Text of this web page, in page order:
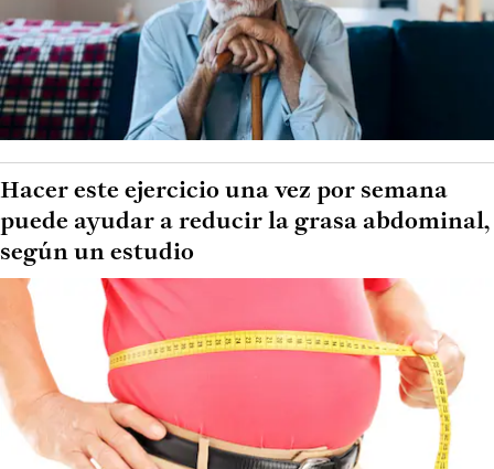
Hacer este ejercicio una vez por semana
puede ayudar a reducir la grasa abdominal,
según un estudio